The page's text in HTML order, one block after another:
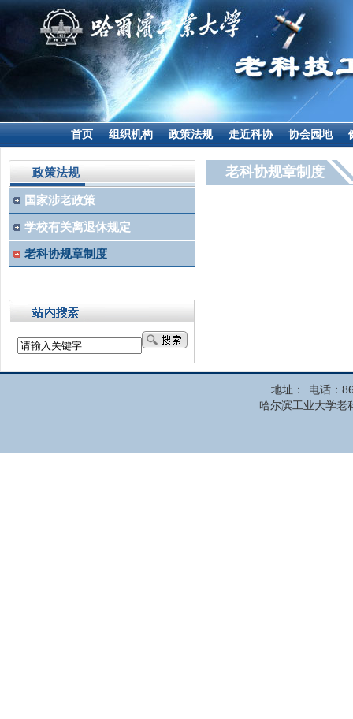
首页 组织机构 政策法规 走近科协 协会园地
政策法规
国家涉老政策
学校有关离退休规定
老科协规章制度
老科协规章制度
地址：
电话：
哈尔滨工业大学老